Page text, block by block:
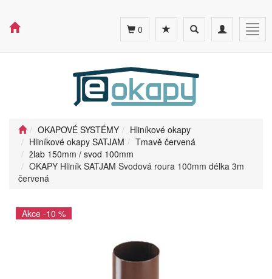
Toggle
navigation
Toggle
search
0
OKAPOVÉ SYSTÉMY
Hliníkové okapy
Hliníkové okapy SATJAM
Tmavě červená
žlab 150mm / svod 100mm
OKAPY Hliník SATJAM Svodová roura 100mm délka 3m
červená
Akce -10 %